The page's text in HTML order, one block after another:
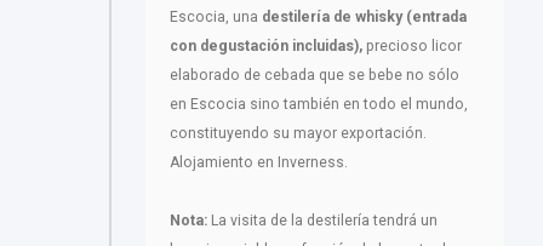
Escocia, una destilería de whisky (entrada
con degustación incluidas), precioso licor
elaborado de cebada que se bebe no sólo
en Escocia sino también en todo el mundo,
constituyendo su mayor exportación.
Alojamiento en Inverness.
Nota: La visita de la destilería tendrá un